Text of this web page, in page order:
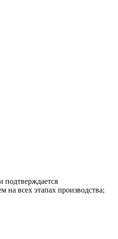
подтверждается
на всех этапах производства;